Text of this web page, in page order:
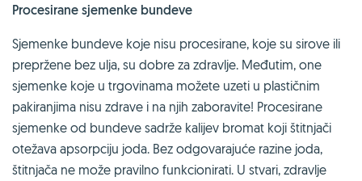
Procesirane sjemenke bundeve
Sjemenke bundeve koje nisu procesirane, koje su sirove ili
prepržene bez ulja, su dobre za zdravlje. Međutim, one
sjemenke koje u trgovinama možete uzeti u plastičnim
pakiranjima nisu zdrave i na njih zaboravite! Procesirane
sjemenke od bundeve sadrže kalijev bromat koji štitnjači
otežava apsorpciju joda. Bez odgovarajuće razine joda,
štitnjača ne može pravilno funkcionirati. U stvari, zdravlje